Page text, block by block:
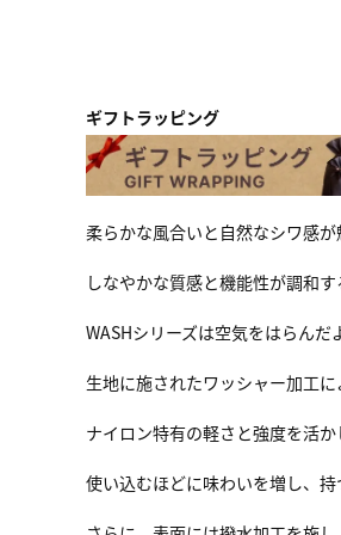
ギフトラッピング
柔らかな風合いと自然なシワ感
しなやかな質感と機能性が調和す
WASHシリーズは空気をはらん
生地に施されたワッシャー加工
ナイロン特有の軽さと強度を活
使い込むほどに味わいを増し、